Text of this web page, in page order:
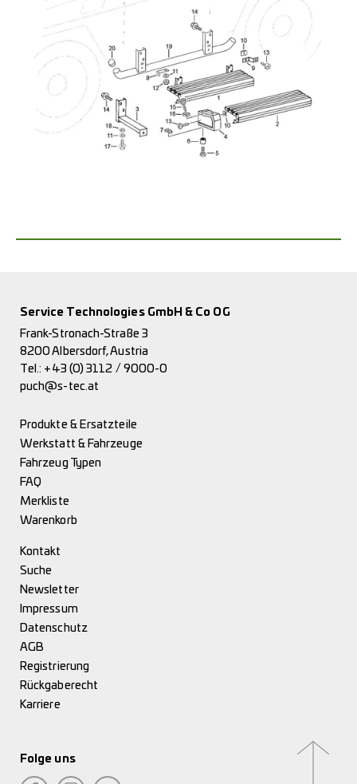
Service Technologies GmbH & Co OG
Frank-Stronach-Straße 3
8200 Albersdorf, Austria
Tel.: +43 (0) 3112 / 9000-0
puch@s-tec.at
Produkte & Ersatzteile
Werkstatt & Fahrzeuge
Fahrzeug Typen
FAQ
Merkliste
Warenkorb
Kontakt
Suche
Newsletter
Impressum
Datenschutz
AGB
Registrierung
Rückgaberecht
Karriere
Folge uns